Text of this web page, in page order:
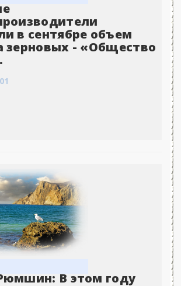
в сентябре объем
зерновых - «Общество
В этом году